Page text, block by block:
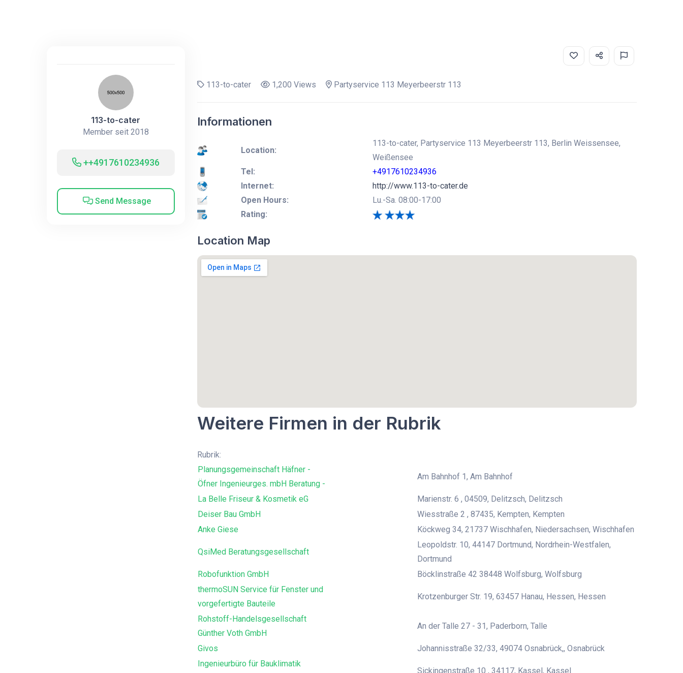
113-to-cater
Member seit 2018
++4917610234936
Send Message
113-to-cater 1,200 Views Partyservice 113 Meyerbeerstr 113
Informationen
Location:
113-to-cater, Partyservice 113 Meyerbeerstr 113, Berlin Weissensee,
Weißensee
Tel:
+4917610234936
Internet:
http://www.113-to-cater.de
Open Hours:
Lu.-Sa. 08:00-17:00
Rating:
Location Map
Weitere Firmen in der Rubrik
Rubrik:
Planungsgemeinschaft Häfner -
Öfner Ingenieurges. mbH Beratung -
Am Bahnhof 1, Am Bahnhof
La Belle Friseur & Kosmetik eG
Marienstr. 6 , 04509, Delitzsch, Delitzsch
Deiser Bau GmbH
Wiesstraße 2 , 87435, Kempten, Kempten
Anke Giese
Köckweg 34, 21737 Wischhafen, Niedersachsen, Wischhafen
QsiMed Beratungsgesellschaft
Leopoldstr. 10, 44147 Dortmund, Nordrhein-Westfalen,
Dortmund
Robofunktion GmbH
Böcklinstraße 42 38448 Wolfsburg, Wolfsburg
thermoSUN Service für Fenster und
vorgefertigte Bauteile
Krotzenburger Str. 19, 63457 Hanau, Hessen, Hessen
Rohstoff-Handelsgesellschaft
Günther Voth GmbH
An der Talle 27 - 31, Paderborn, Talle
Givos
Johannisstraße 32/33, 49074 Osnabrück,, Osnabrück
Ingenieurbüro für Bauklimatik
Sickingenstraße 10 , 34117, Kassel, Kassel